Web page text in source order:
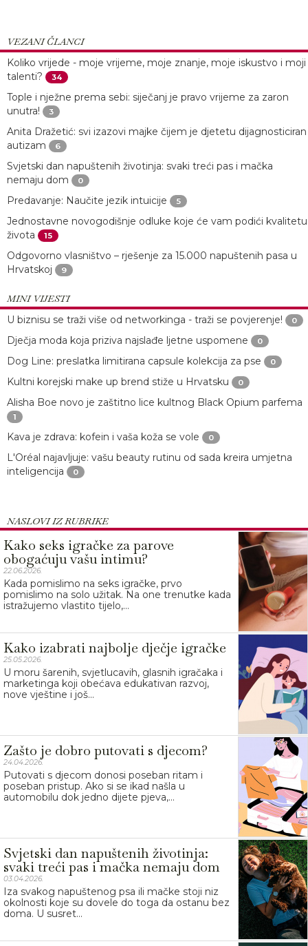
VEZANI ČLANCI
Koliko vrijede - moje vrijeme, moje znanje, moje iskustvo i moji
talenti?
34
Tople i nježne prema sebi: siječanj je pravo vrijeme za zaron
unutra!
3
Anita Dražetić: svi izazovi majke čijem je djetetu dijagnosticiran
autizam
6
Svjetski dan napuštenih životinja: svaki treći pas i mačka
nemaju dom
0
Predavanje: Naučite jezik intuicije 5
Jednostavne novogodišnje odluke koje će vam podići kvalitetu
života
15
Odgovorno vlasništvo – rješenje za 15.000 napuštenih pasa u
Hrvatskoj
9
MINI VIJESTI
U biznisu se traži više od networkinga - traži se povjerenje!
0
Dječja moda koja priziva najslađe ljetne uspomene 0
Dog Line: preslatka limitirana capsule kolekcija za pse 0
Kultni korejski make up brend stiže u Hrvatsku 0
Alisha Boe novo je zaštitno lice kultnog Black Opium parfema
1
Kava je zdrava: kofein i vaša koža se vole 0
L'Oréal najavljuje: vašu beauty rutinu od sada kreira umjetna
inteligencija
0
NASLOVI IZ RUBRIKE
Kako seks igračke za parove
obogaćuju vašu intimu?
22.06.2026.
Kada pomislimo na seks igračke, prvo
pomislimo na solo užitak. Na one trenutke kada
istražujemo vlastito tijelo,...
Kako izabrati najbolje dječje igračke
25.05.2026.
U moru šarenih, svjetlucavih, glasnih igračaka i
marketinga koji obećava edukativan razvoj,
nove vještine i još...
Zašto je dobro putovati s djecom?
24.04.2026.
Putovati s djecom donosi poseban ritam i
poseban pristup. Ako si se ikad našla u
automobilu dok jedno dijete pjeva,...
Svjetski dan napuštenih životinja:
svaki treći pas i mačka nemaju dom
03.04.2026.
Iza svakog napuštenog psa ili mačke stoji niz
okolnosti koje su dovele do toga da ostanu bez
doma. U susret...